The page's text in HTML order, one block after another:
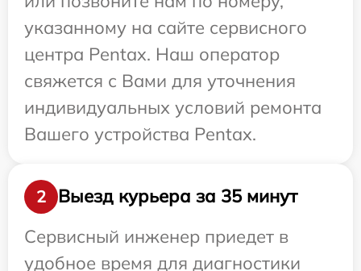
указанному на сайте сервисного
центра Pentax. Наш оператор
свяжется с Вами для уточнения
индивидуальных условий ремонта
Вашего устройства Pentax.
2
Выезд курьера за 35 минут
Сервисный инженер приедет в
удобное время для диагностики